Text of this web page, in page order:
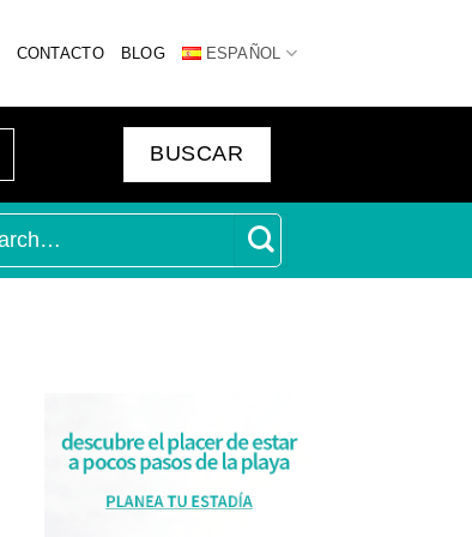
CONTACTO BLOG ESPAÑOL